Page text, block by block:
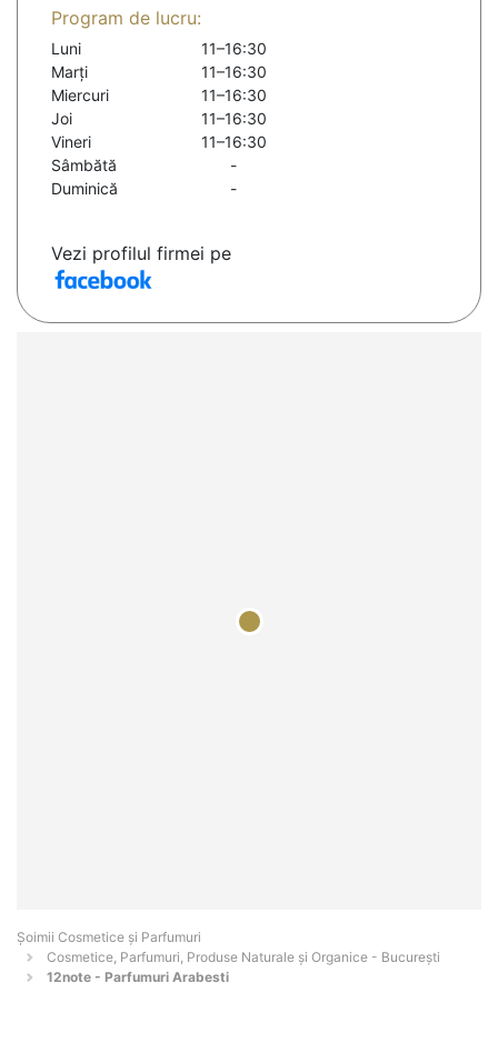
Program de lucru:
Luni
11–16:30
Marți
11–16:30
Miercuri
11–16:30
Joi
11–16:30
Vineri
11–16:30
Sâmbătă
-
Duminică
-
Vezi profilul firmei pe
Șoimii Cosmetice și Parfumuri
Cosmetice, Parfumuri, Produse Naturale și Organice - Bucureşti
12note - Parfumuri Arabesti